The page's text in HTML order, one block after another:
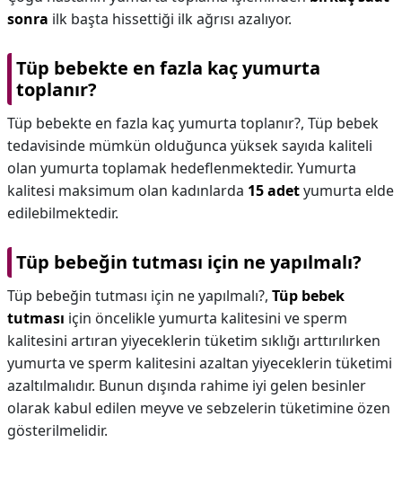
sonra ilk başta hissettiği ilk ağrısı azalıyor.
Tüp bebekte en fazla kaç yumurta
toplanır?
Tüp bebekte en fazla kaç yumurta toplanır?, Tüp bebek
tedavisinde mümkün olduğunca yüksek sayıda kaliteli
olan yumurta toplamak hedeflenmektedir. Yumurta
kalitesi maksimum olan kadınlarda 15 adetyumurta elde
edilebilmektedir.
Tüp bebeğin tutması için ne yapılmalı?
Tüp bebeğin tutması için ne yapılmalı?, Tüp bebek
tutması için öncelikle yumurta kalitesini ve sperm
kalitesini artıran yiyeceklerin tüketim sıklığı arttırılırken
yumurta ve sperm kalitesini azaltan yiyeceklerin tüketimi
azaltılmalıdır. Bunun dışında rahime iyi gelen besinler
olarak kabul edilen meyve ve sebzelerin tüketimine özen
gösterilmelidir.